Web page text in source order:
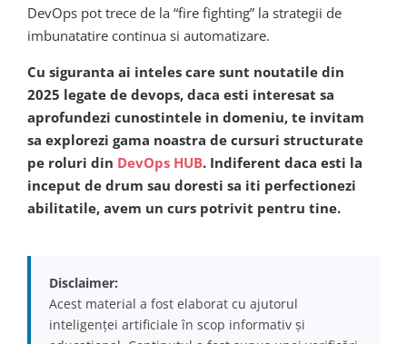
DevOps pot trece de la “fire fighting” la strategii de
imbunatatire continua si automatizare.
Cu siguranta ai inteles care sunt noutatile din
2025 legate de devops, daca esti interesat sa
aprofundezi cunostintele in domeniu, te invitam
sa explorezi gama noastra de cursuri structurate
pe roluri din DevOps HUB. Indiferent daca esti la
inceput de drum sau doresti sa iti perfectionezi
abilitatile, avem un curs potrivit pentru tine.
Disclaimer:
Acest material a fost elaborat cu ajutorul
inteligenței artificiale în scop informativ și